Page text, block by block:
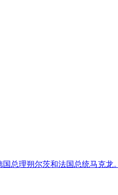
总理朔尔茨和法国总统马克龙。